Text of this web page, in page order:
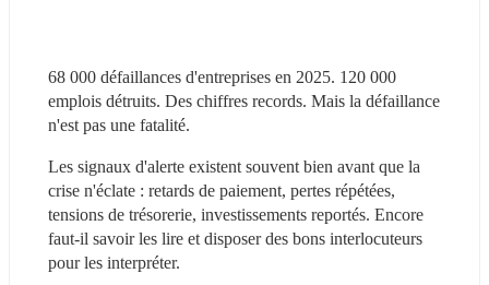
68 000 défaillances d'entreprises en 2025. 120 000
emplois détruits. Des chiffres records. Mais la défaillance
n'est pas une fatalité.
Les signaux d'alerte existent souvent bien avant que la
crise n'éclate : retards de paiement, pertes répétées,
tensions de trésorerie, investissements reportés. Encore
faut-il savoir les lire et disposer des bons interlocuteurs
pour les interpréter.